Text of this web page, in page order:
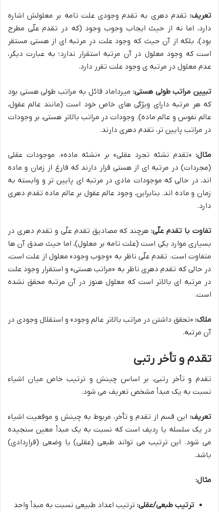
تعریف: تقدم دهری به تقدم وجودی علت تامه بر معلولش اشاره
دارد، اما نه از حیث ایجاب وجوب وجود (که در تقدم علّی مطرح
بود)، بلکه از آن حیث که وجود علت در مرتبه ای از هستی مستقر
است که وجود معلول در آن مرتبه استقرار ندارد؛ به عبارت دیگر،
عدم معلول در مرتبه ی وجود علت تقرر دارد.
تبیین مراتب طولی هستی: میرداماد قائل به مراتب طولی هستی بود
که هر مرتبه دارای ویژگی های خاص خود است (مانند عالم عقول،
عالم نفوس و عالم ماده). وجودات در مراتب بالاتر هستی، بر وجودات
در مراتب پایین تر، تقدم دهری دارند.
مثال: «تقدم نشئه تجرد عقلی» بر «نشئه ماده». موجودات عقلی
(مجردات) در مرتبه ای از هستی قرار دارند که فارغ از زمان و ماده
اند، در حالی که موجودات مادی در مرتبه ای پایین تر و وابسته به
زمان و ماده اند. بنابراین، وجود عالم عقول بر عالم ماده تقدم دهری
دارد.
تفاوت با تقدم علّی:هرچند که مصادیق تقدم علّی و تقدم دهری در
بسیاری موارد یکی است (علت تامه بر معلول)، اما حیث صدق آن ها
متفاوت است. تقدم علّی ناظر به «وجوب وجود» معلول از علت است،
در حالی که تقدم دهری ناظر به «مراتب هستی» و استقرار وجود علت
در مرتبه ای بالاتر است که معلول هنوز در آن مرتبه محقق نشده
است.
ملاک: «تحقق داشتن در مراتب بالاتر عالم وجود» و استقلال وجودی در
آن مرتبه.
تقدم و تأخر رتبی
تقدم و تأخر رتبی، بر اساس چینش و ترتیب خاص میان اشیاء
نسبت به یک مبدأ مشخص تعریف می شود.
تعریف: این قسم از تقدم و تأخر، مربوط به چینش و موقعیت اشیاء
در یک سلسله یا ردیف است که نسبت به یک مبدأ معین سنجیده
می شود. این ترتیب می تواند طبعی (عقلی) یا وضعی (قراردادی)
باشد.
مثال:
ترتیب طبعی/عقلی: ترتیب اعداد طبیعی نسبت به مبدأ واحد